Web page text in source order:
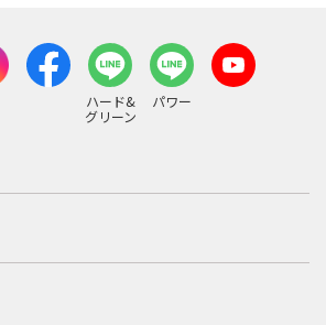
ハード&
グリーン
パワー